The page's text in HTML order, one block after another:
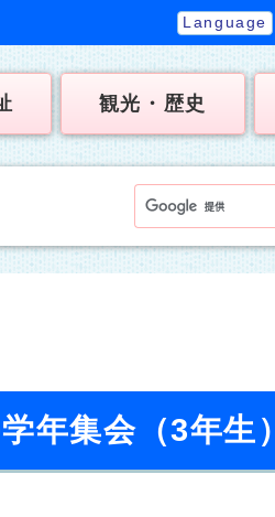
Language
観光・歴史
年集会（3年生）